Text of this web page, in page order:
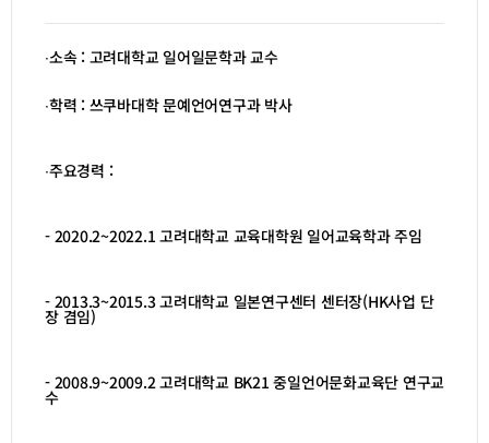
∙소속 : 고려대학교 일어일문학과 교수
∙학력 : 쓰쿠바대학 문예언어연구과 박사
∙주요경력 :
- 2020.2~2022.1 고려대학교 교육대학원 일어교육학과 주임
- 2013.3~2015.3 고려대학교 일본연구센터 센터장(HK사업 단
장 겸임)
- 2008.9~2009.2 고려대학교 BK21 중일언어문화교육단 연구교
수